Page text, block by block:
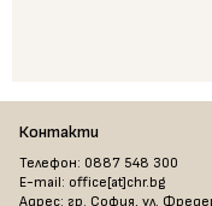
Контакти
Телефон: 0887 548 300
E-mail: office[at]chr.bg
Адрес: гр. София, ул.